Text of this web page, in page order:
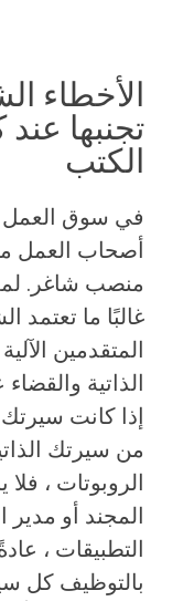
الأخطاء
تجنبها عند
الكتب
في سوق العمل
منصب شاغر.
غالبًا ما تعتمد
المتقدمين
الذاتية
إذا كانت
من سيرتك
الروبوتات ،
المجند أو
التطبيقات ،